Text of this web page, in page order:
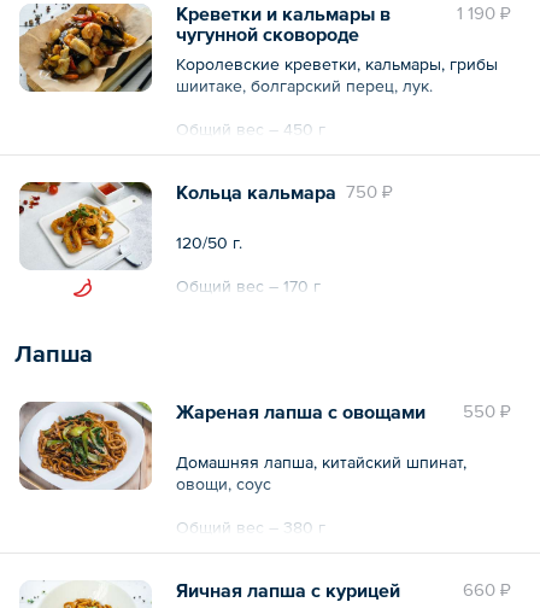
1 190 ₽
Креветки и кальмары в
чугунной сковороде
Королевские креветки, кальмары, грибы
шиитаке, болгарский перец, лук.
Общий вес – 450 г
750 ₽
Кольца кальмара
120/50 г.
Общий вес – 170 г
Лапша
550 ₽
Жареная лапша с овощами
Домашняя лапша, китайский шпинат,
овощи, соус
Общий вес – 380 г
660 ₽
Яичная лапша с курицей